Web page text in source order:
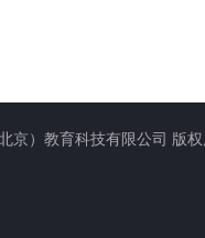
）教育科技有限公司 版权